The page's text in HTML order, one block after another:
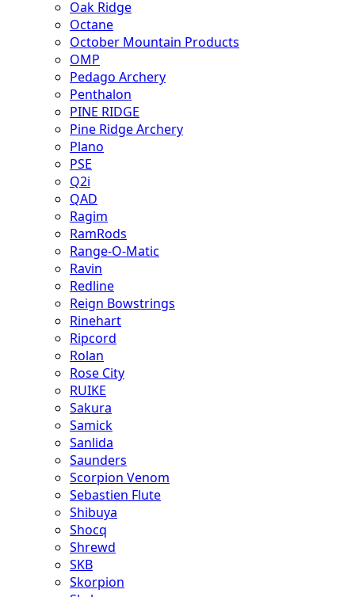
Oak Ridge
Octane
October Mountain Products
OMP
Pedago Archery
Penthalon
PINE RIDGE
Pine Ridge Archery
Plano
PSE
Q2i
QAD
Ragim
RamRods
Range-O-Matic
Ravin
Redline
Reign Bowstrings
Rinehart
Ripcord
Rolan
Rose City
RUIKE
Sakura
Samick
Sanlida
Saunders
Scorpion Venom
Sebastien Flute
Shibuya
Shocq
Shrewd
SKB
Skorpion